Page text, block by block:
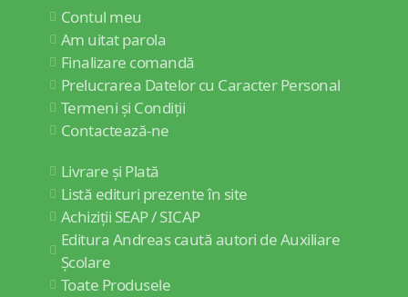
Contul meu
Am uitat parola
Finalizare comandă
Prelucrarea Datelor cu Caracter Personal
Termeni și Condiții
Contactează-ne
Livrare și Plată
Listă edituri prezente în site
Achiziții SEAP / SICAP
Editura Andreas caută autori de Auxiliare
Școlare
Toate Produsele